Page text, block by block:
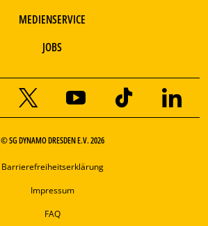
MEDIENSERVICE
JOBS
© SG DYNAMO DRESDEN E.V. 2026
Barrierefreiheitserklärung
Impressum
FAQ